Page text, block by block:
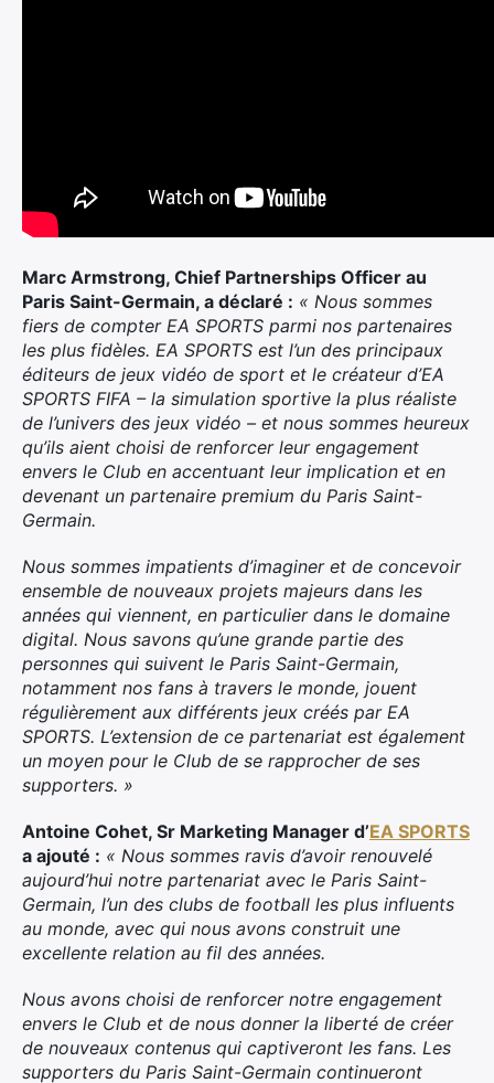
Marc Armstrong, Chief Partnerships Officer au
Paris Saint-Germain, a déclaré : « Nous sommes
fiers de compter EA SPORTS parmi nos partenaires
les plus fidèles. EA SPORTS est l’un des principaux
éditeurs de jeux vidéo de sport et le créateur d’EA
SPORTS FIFA – la simulation sportive la plus réaliste
de l’univers des jeux vidéo – et nous sommes heureux
qu’ils aient choisi de renforcer leur engagement
envers le Club en accentuant leur implication et en
devenant un partenaire premium du Paris Saint-
Germain.
Nous sommes impatients d’imaginer et de concevoir
ensemble de nouveaux projets majeurs dans les
années qui viennent, en particulier dans le domaine
digital. Nous savons qu’une grande partie des
personnes qui suivent le Paris Saint-Germain,
notamment nos fans à travers le monde, jouent
régulièrement aux différents jeux créés par EA
SPORTS. L’extension de ce partenariat est également
un moyen pour le Club de se rapprocher de ses
supporters. »
Antoine Cohet, Sr Marketing Manager d’EA SPORTS
a ajouté : « Nous sommes ravis d’avoir renouvelé
aujourd’hui notre partenariat avec le Paris Saint-
Germain, l’un des clubs de football les plus influents
au monde, avec qui nous avons construit une
excellente relation au fil des années.
Nous avons choisi de renforcer notre engagement
envers le Club et de nous donner la liberté de créer
de nouveaux contenus qui captiveront les fans. Les
supporters du Paris Saint-Germain continueront